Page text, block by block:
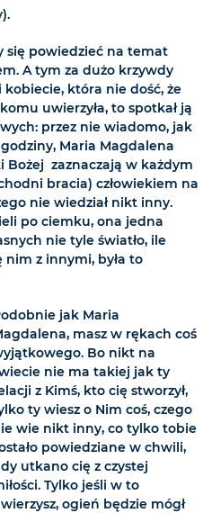
się powiedzieć na temat
A tym za dużo krzywdy
która nie dość, że
uwierzyła, to spotkał ją
przez nie wiadomo, jak
Maria Magdalena
 zaznaczają w każdym
bracia) człowiekiem na
nie wiedział nikt inny.
po ciemku, ona jedna
nie tyle światło, ile
nim z innymi, była to
jak Maria
masz w rękach coś
Bo nikt na
nie ma takiej jak ty
z Kimś, kto cię stworzył,
ty wiesz o Nim coś, czego
wie nikt inny, co tylko tobie
powiedziane w chwili,
utkano cię z czystej
Tylko jeśli w to
ogień będzie mógł